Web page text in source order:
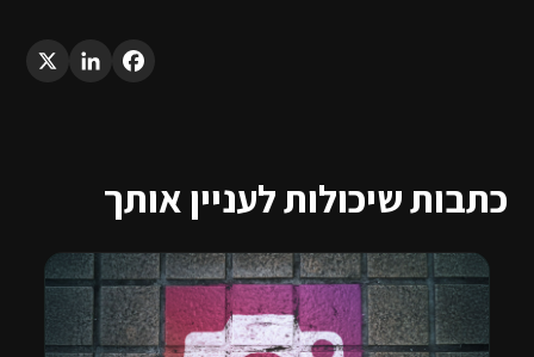
Facebook
LinkedIn
X
כתבות שיכולות לעניין אותך